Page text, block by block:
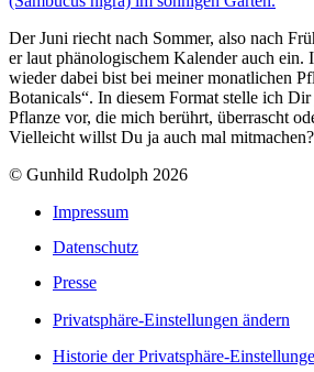
Der Juni riecht nach Sommer, also nach
er laut phänologischem Kalender auch ein.
wieder dabei bist bei meiner monatlichen
Botanicals“. In diesem Format stelle ich
Pflanze vor, die mich berührt, überrascht
Vielleicht willst Du ja auch mal
© Gunhild Rudolph 2026
Impressum
Datenschutz
Presse
Privatsphäre-Einstellungen ändern
Historie der Privatsphäre-